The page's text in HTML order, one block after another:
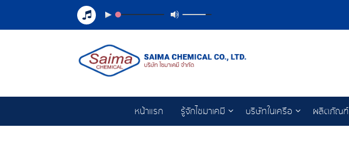
หน้าแรก รู้จักไซมาเคมี บริษัทในเครือ ผลิตภัณฑ์